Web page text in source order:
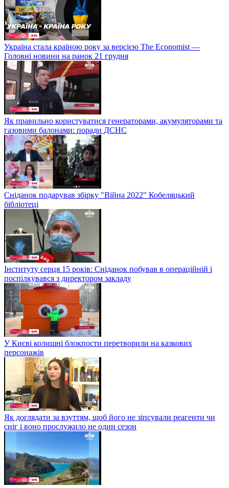
Україна стала країною року за версією The Economist —
Головні новини на ранок 21 грудня
Як правильно користуватися генераторами, акумуляторами та
газовими балонами: поради ДСНС
Сніданок подарував збірку "Війна 2022" Кобеляцький
бібліотеці
Інституту серця 15 років: Сніданок побував в операційній і
поспілкувався з директором закладу
У Києві колишні блокпости перетворили на казкових
персонажів
Як доглядати за взуттям, щоб його не зіпсували реагенти чи
сніг і воно прослужило не один сезон